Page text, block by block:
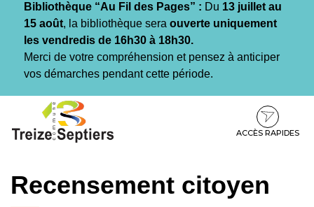
Bibliothèque “Au Fil des Pages” : Du 13 juillet au
15 août, la bibliothèque sera ouverte uniquement
les vendredis de 16h30 à 18h30.
Merci de votre compréhension et pensez à anticiper
vos démarches pendant cette période.
contenu
pied
ACCÈS RAPIDES
Recensement citoyen